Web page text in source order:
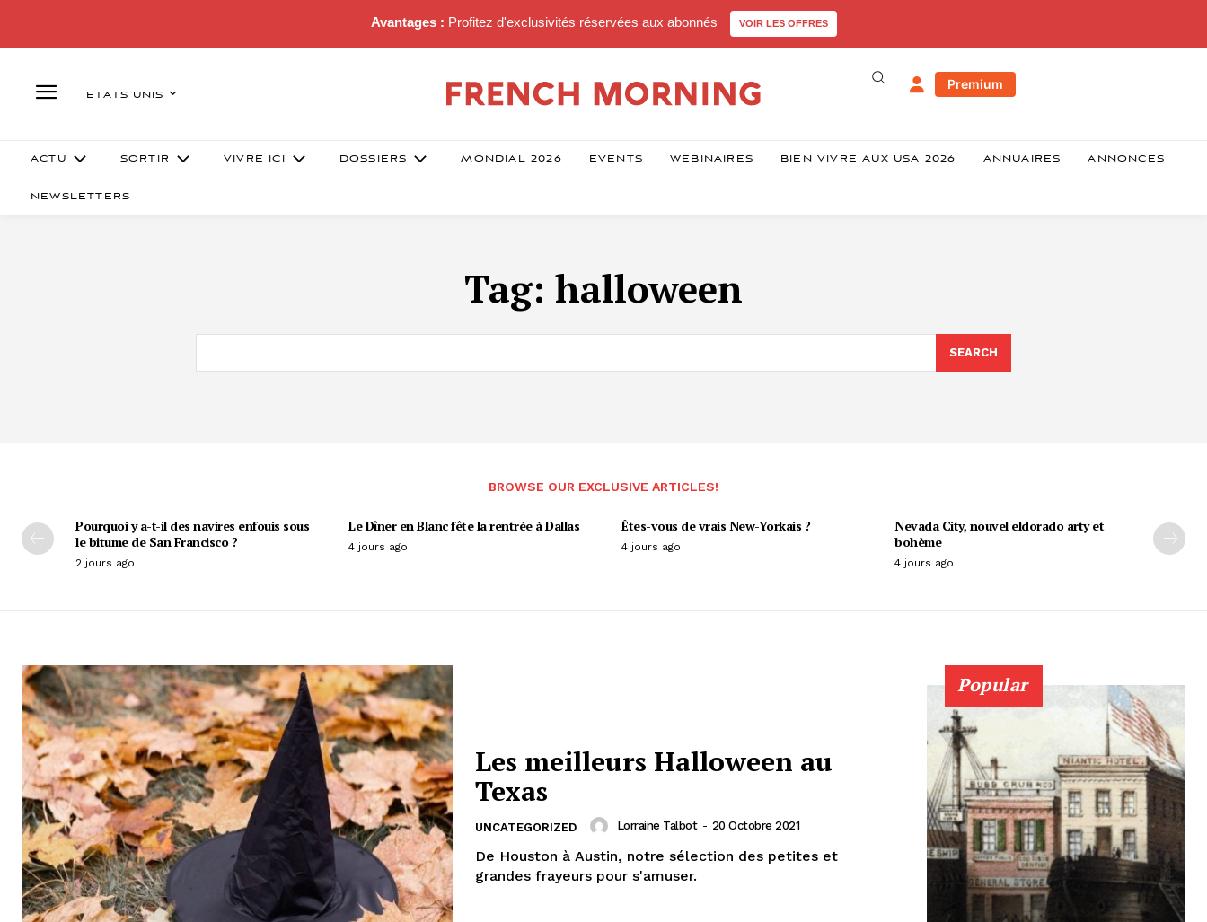
Avantages : Profitez d'exclusivités réservées aux abonnés VOIR LES OFFRES
ETATS UNIS
Premium
ACTU SORTIR VIVRE ICI DOSSIERS MONDIAL 2026 EVENTS WEBINAIRES BIEN VIVRE AUX USA 2026 ANNUAIRES ANNONCES
NEWSLETTERS
Tag: halloween
SEARCH
BROWSE OUR EXCLUSIVE ARTICLES!
Pourquoi y a-t-il des navires enfouis sous
le bitume de San Francisco ?
2 jours ago
Le Dîner en Blanc fête la rentrée à Dallas
4 jours ago
Êtes-vous de vrais New-Yorkais ?
4 jours ago
Nevada City, nouvel eldorado arty et
bohème
4 jours ago
Les meilleurs Halloween au
Texas
UNCATEGORIZED Lorraine Talbot - 20 Octobre 2021
De Houston à Austin, notre sélection des petites et
grandes frayeurs pour s'amuser.
Popular